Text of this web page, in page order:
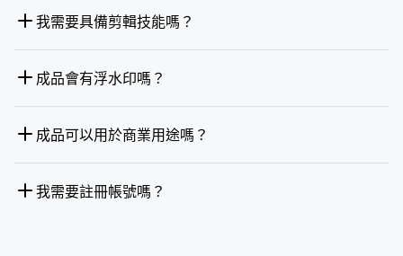
我需要具備剪輯技能嗎？
成品會有浮水印嗎？
成品可以用於商業用途嗎？
我需要註冊帳號嗎？